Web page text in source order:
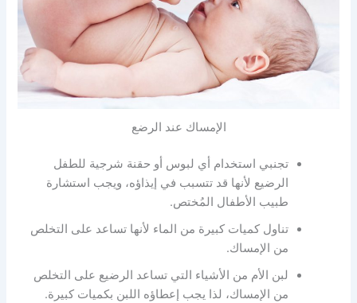
الإمساك عند الرضع
تجنبي استخدام أي لبوس أو حقنة شرجية للطفل
الرضيع لأنها قد تتسبب في إيذاؤه، ويجب استشارة
طبيب الأطفال المُختص.
تناول كميات كبيرة من الماء لأنها تساعد على التخلص
من الإمساك.
لبن الأم من الأشياء التي تساعد الرضيع على التخلص
من الإمساك، لذا يجب إعطاؤه اللبن بكميات كبيرة.